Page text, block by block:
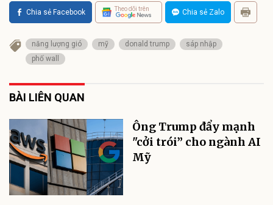
Chia sẻ Facebook Theo dõi trên Chia sẻ Zalo
năng lượng gió mỹ donald trump
sáp nhập
phố wall
BÀI LIÊN QUAN
Ông Trump đẩy mạnh
"cởi trói” cho ngành AI
Mỹ